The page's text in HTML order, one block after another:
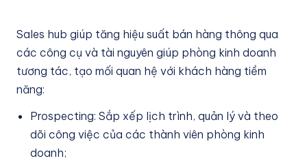
Sales hub giúp tăng hiệu suất bán hàng thông qua
các công cụ và tài nguyên giúp phòng kinh doanh
tương tác, tạo mối quan hệ với khách hàng tiềm
năng:
Prospecting: Sắp xếp lịch trình, quản lý và theo
dõi công việc của các thành viên phòng kinh
doanh;